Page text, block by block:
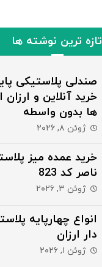
تازه ترین نوشته ها
صندلی پلاستیکی
خرید آنلاین و ارزان
ها بدون واسطه
ژوئن ۸, ۲۰۲۶
خرید عمده میز
ناصر کد 823
ژوئن ۳, ۲۰۲۶
انواع چهارپایه
دار ارزان
ژوئن ۱, ۲۰۲۶